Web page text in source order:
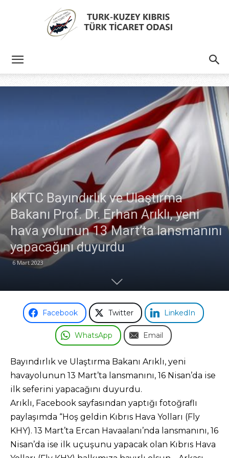
Kıbrıs
Türk
Ticaret
Odası
KKTC Bayındırlık ve Ulaştırma
Bakanı Prof. Dr. Erhan Arıklı, yeni
hava yolunun 13 Mart’ta lansmanını
yapacağını duyurdu
6 Mart 2023
Facebook Twitter LinkedIn
WhatsApp Email
Bayındırlık ve Ulaştırma Bakanı Arıklı, yeni
havayolunun 13 Mart’ta lansmanını, 16 Nisan’da ise
ilk seferini yapacağını duyurdu.
Arıklı, Facebook sayfasından yaptığı fotoğraflı
paylaşımda “Hoş geldin Kıbrıs Hava Yolları (Fly
KHY). 13 Mart’ta Ercan Havaalanı’nda lansmanını, 16
Nisan’da ise ilk uçuşunu yapacak olan Kıbrıs Hava